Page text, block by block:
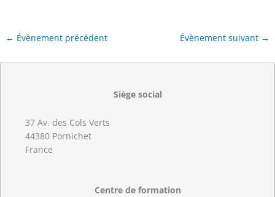
← Évènement précédent Évènement suivant →
Siège social
37 Av. des Cols Verts
44380 Pornichet
France
Centre de formation